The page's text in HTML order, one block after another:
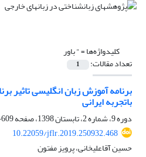
کلیدواژه‌ها =" باور
تعداد مقالات: 1
برنامه آموزش زبان انگلیسی تاثیر
باتجربه ایرانی
دوره 9، شماره 2، تابستان 1398، صفحه
609-628
10.22059/jflr.2019.250932.468
حسین آقاعلیخانی، پرویز مفتون